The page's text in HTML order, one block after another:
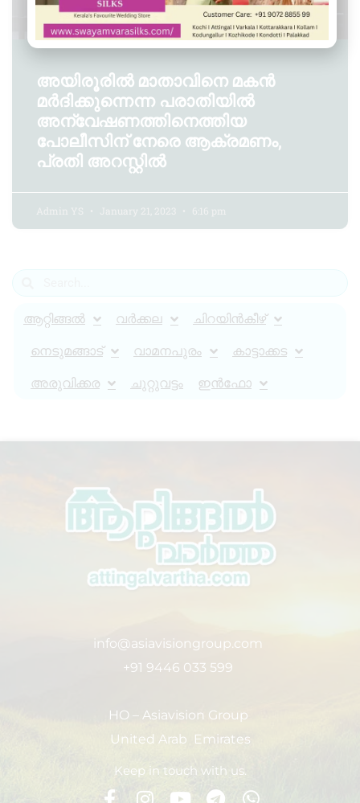
അയിരൂരിൽ മാതാവിനെ മകൻ
മർദിക്കുന്നെന്ന പരാതിയിൽ
അന്വേഷണത്തിനെത്തിയ
പോലീസിന് നേരെ ആക്രമണം,
പ്രതി അറസ്റ്റിൽ
Admin YS January 21, 2023 6:16 pm
ആറ്റിങ്ങൽ വർക്കല ചിറയിൻകീഴ്
നെടുമങ്ങാട് വാമനപുരം കാട്ടാക്കട
അരുവിക്കര ചുറ്റുവട്ടം ഇൻഫോ
info@asiavisiongroup.com
+91 9446 033 599
HO – Asiavision Group
United Arab Emirates
Keep in touch with us.